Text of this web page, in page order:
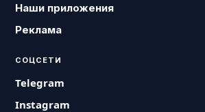
Наши приложения
Реклама
СОЦСЕТИ
Telegram
Instagram